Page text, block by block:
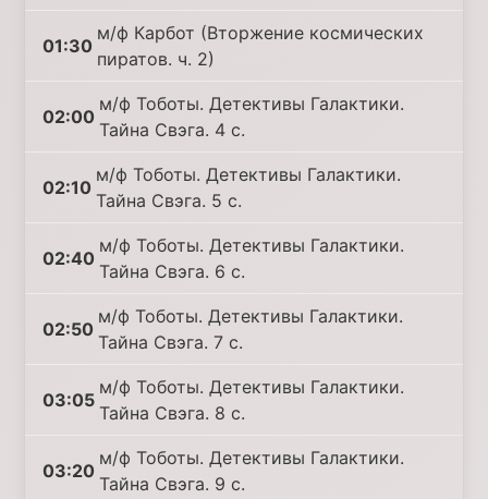
01:30
м/ф Карбот (Вторжение космических
пиратов. ч. 2)
02:00
м/ф Тоботы. Детективы Галактики.
Тайна Свэга. 4 с.
02:10
м/ф Тоботы. Детективы Галактики.
Тайна Свэга. 5 с.
02:40
м/ф Тоботы. Детективы Галактики.
Тайна Свэга. 6 с.
02:50
м/ф Тоботы. Детективы Галактики.
Тайна Свэга. 7 с.
03:05
м/ф Тоботы. Детективы Галактики.
Тайна Свэга. 8 с.
03:20
м/ф Тоботы. Детективы Галактики.
Тайна Свэга. 9 с.